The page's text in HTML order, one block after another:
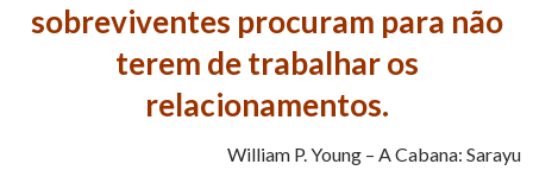
sobreviventes procuram para não
terem de trabalhar os
relacionamentos.
William P. Young – A Cabana: Sarayu